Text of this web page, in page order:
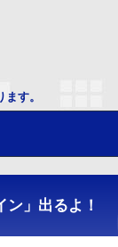
す。
固い場合の対応方法
」出るよ！